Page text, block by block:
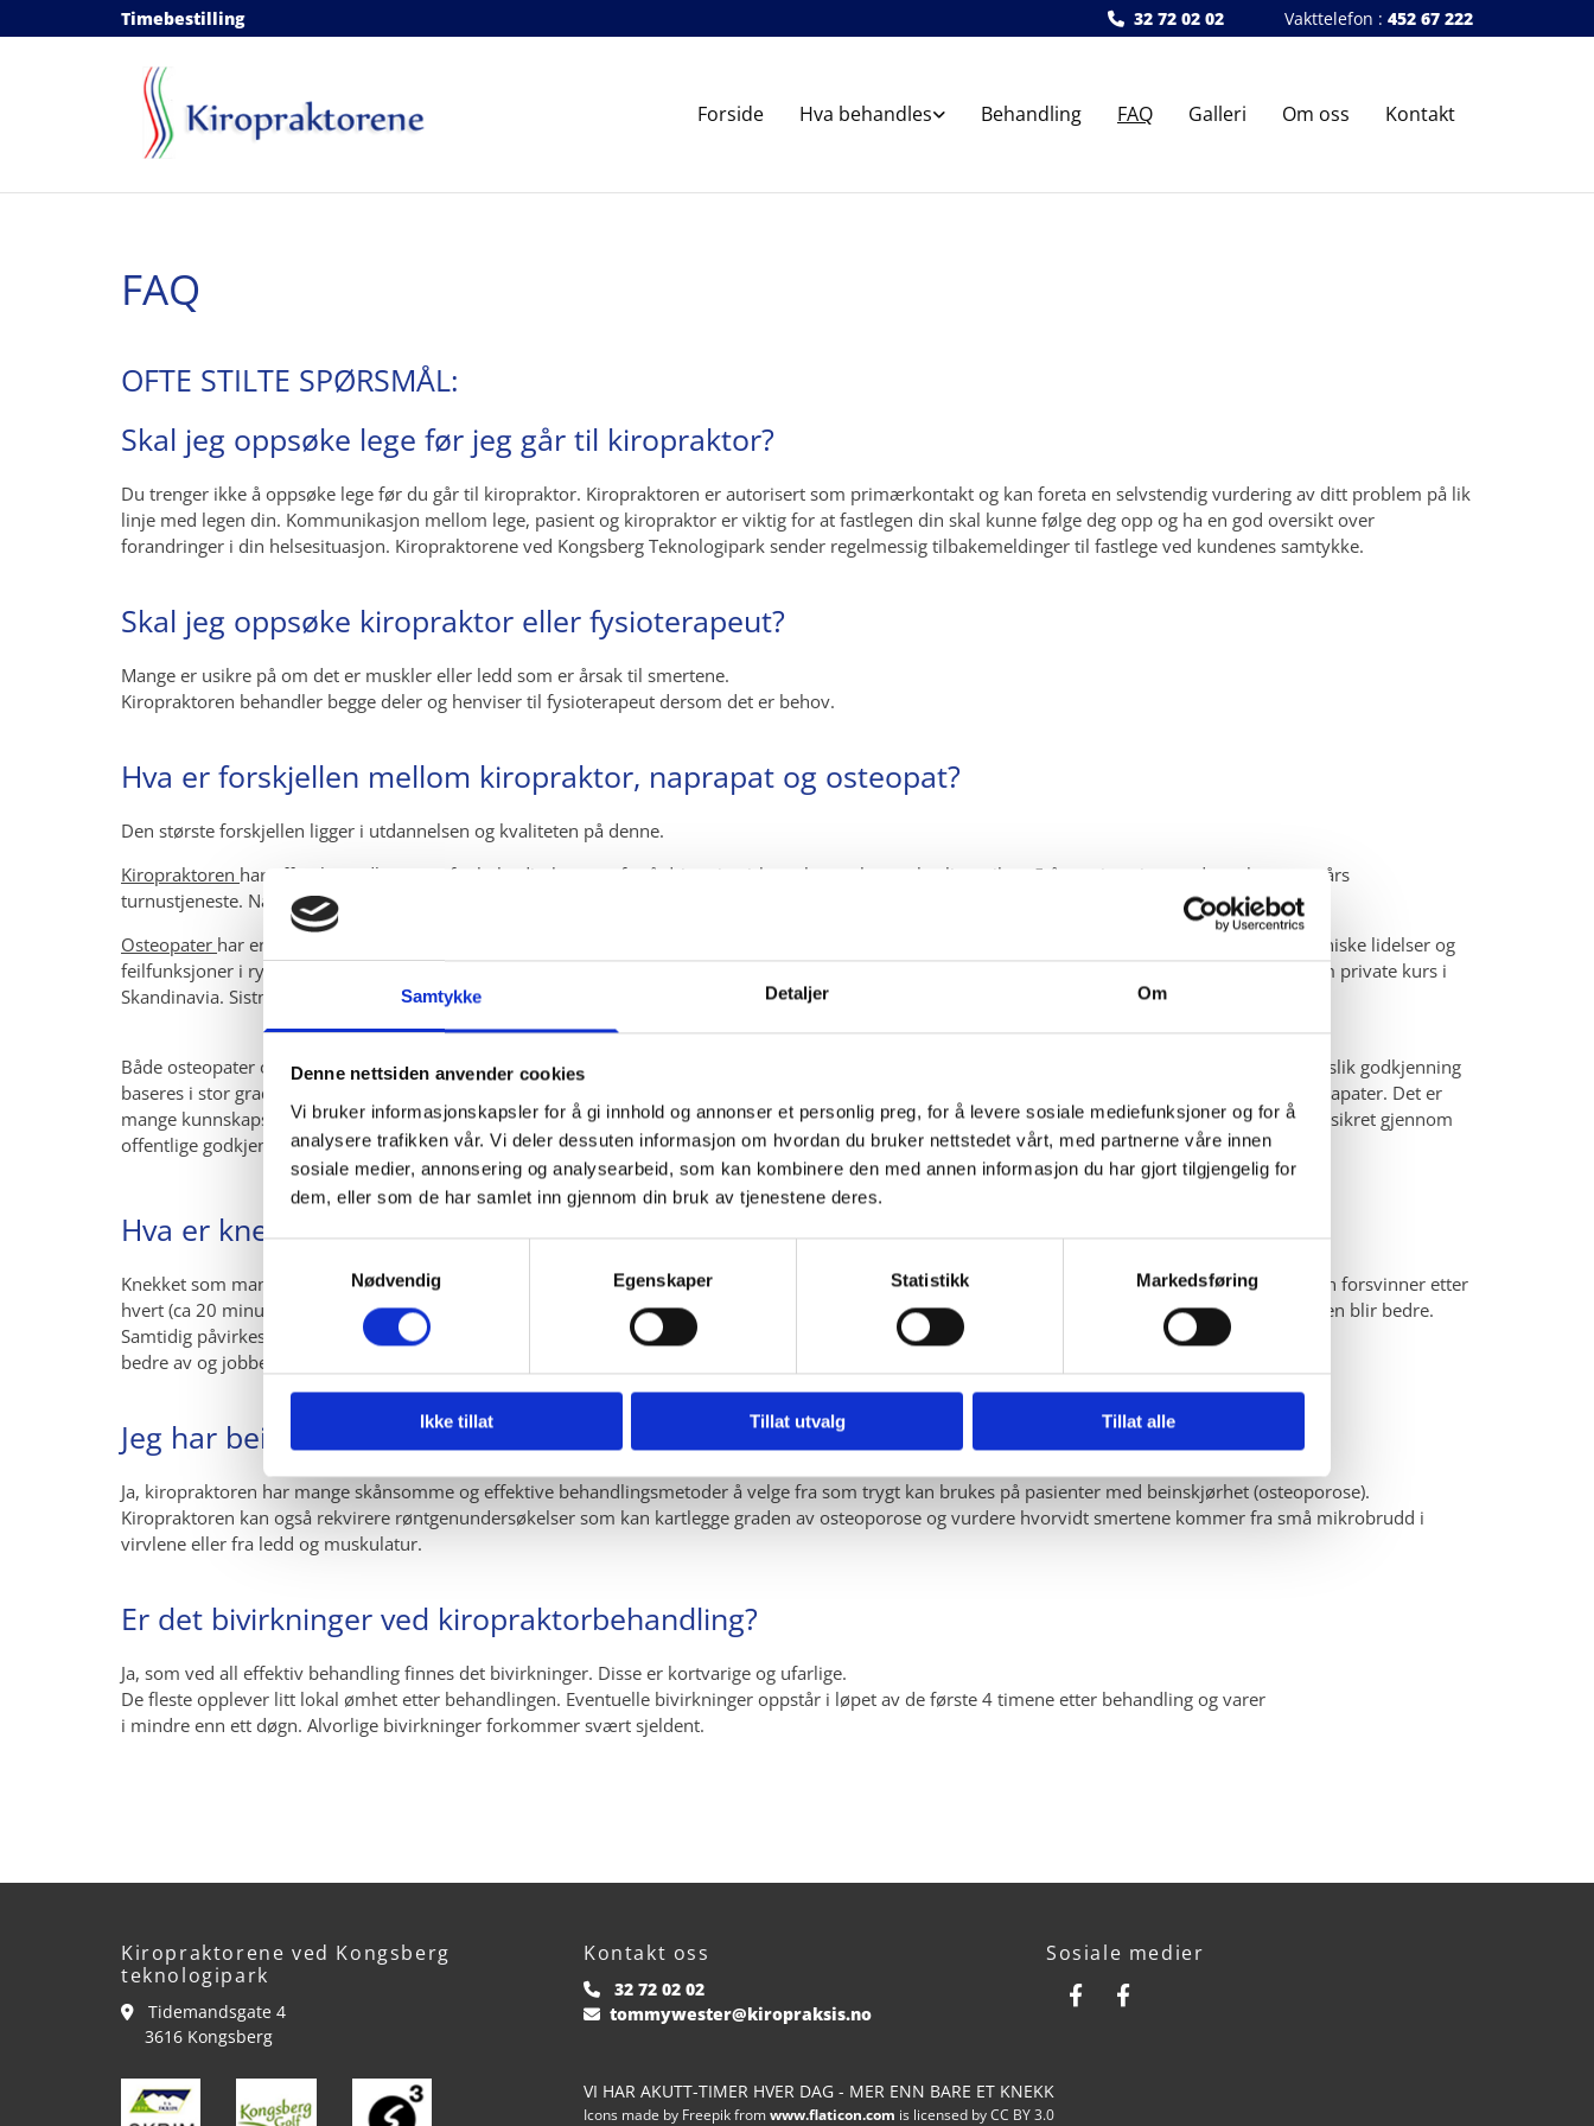
Samtykke Detaljer Om
Denne nettsiden anvender cookies
Vi bruker informasjonskapsler for å gi innhold og annonser et personlig preg, for å levere sosiale mediefunksjoner og for å
analysere trafikken vår. Vi deler dessuten informasjon om hvordan du bruker nettstedet vårt, med partnerne våre innen
sosiale medier, annonsering og analysearbeid, som kan kombinere den med annen informasjon du har gjort tilgjengelig for
dem, eller som de har samlet inn gjennom din bruk av tjenestene deres.
Nødvendig
Egenskaper Statistikk Markedsføring
Ikke tillat Tillat utvalg Tillat alle
Timebestilling  32 72 02 02 Vakttelefon : 452 67 222
Forside Hva behandles Behandling FAQ Galleri Om oss Kontakt
FAQ
OFTE STILTE SPØRSMÅL:
Skal jeg oppsøke lege før jeg går til kiropraktor?
Du trenger ikke å oppsøke lege før du går til kiropraktor. Kiropraktoren er autorisert som primærkontakt og kan foreta en selvstendig vurdering av ditt problem på lik
linje med legen din. Kommunikasjon mellom lege, pasient og kiropraktor er viktig for at fastlegen din skal kunne følge deg opp og ha en god oversikt over
forandringer i din helsesituasjon. Kiropraktorene ved Kongsberg Teknologipark sender regelmessig tilbakemeldinger til fastlege ved kundenes samtykke.
Skal jeg oppsøke kiropraktor eller fysioterapeut?
Mange er usikre på om det er muskler eller ledd som er årsak til smertene.
Kiropraktoren behandler begge deler og henviser til fysioterapeut dersom det er behov.
Hva er forskjellen mellom kiropraktor, naprapat og osteopat?
Den største forskjellen ligger i utdannelsen og kvaliteten på denne.
Kiropraktoren har offentlig godkjenning fra helsedirektoratet for å drive sin virksomhet og har en kvalitetssikret 5 års universitets utdannelse og ett års
turnustjeneste. Naprapater og Osteopater har kortere utdannelse og er ikke offentlig godkjent.
Osteopater har en litt annen tilnærming til muskelskjelettsystemet enn det kiropraktorer har og fokuserer sterkere på sammenhengen mellom organiske lidelser og
feilfunksjoner i ryggen. Osteopater som er utdannet i USA og Australia har en noe forskjellig teoribakgrunn enn osteopater som er utdannet gjennom private kurs i
Skandinavia. Sistnevnte er ikke kvalitetssikret gjennom internasjonale utdanningsorganisasjoner.
Både osteopater og naprapater har søkt om offentlig godkjenning av sine profesjoner men ikke fått dette etter vurdering av helsedepartementet. En slik godkjenning
baseres i stor grad på utdanning og forskning. Man kan regne med å møte utøvere av varierende kvalitet både hos kiropraktorer, osteopater og naprapater. Det er
mange kunnskapsrike og dyktige utøvere blant de forskjellig profesjonene, men det er tryggest å velge en utøver fra en yrkesgruppe som er kvalitetssikret gjennom
offentlige godkjenninger.
Hva er knekkelyden?
Knekket som mange forbinder med kiropraktorbehandling er lyden av en gassboble som dannes inne i leddet idet leddflatene separeres. Gassboblen forsvinner etter
hvert (ca 20 minutter) som kroppen produserer tilstrekkelig med leddveske for å fylle opp det økte volumet i leddet. Leddet smøres og bevegeligheten blir bedre.
Samtidig påvirkes en strekkrefleks i muskulaturen rundt leddet som gjør at muskelen slapper
bedre av og jobber lettere.
Jeg har beinskjørhet, kan jeg gå til kiropraktor?
Ja, kiropraktoren har mange skånsomme og effektive behandlingsmetoder å velge fra som trygt kan brukes på pasienter med beinskjørhet (osteoporose).
Kiropraktoren kan også rekvirere røntgenundersøkelser som kan kartlegge graden av osteoporose og vurdere hvorvidt smertene kommer fra små mikrobrudd i
virvlene eller fra ledd og muskulatur.
Er det bivirkninger ved kiropraktorbehandling?
Ja, som ved all effektiv behandling finnes det bivirkninger. Disse er kortvarige og ufarlige.
De fleste opplever litt lokal ømhet etter behandlingen. Eventuelle bivirkninger oppstår i løpet av de første 4 timene etter behandling og varer
i mindre enn ett døgn. Alvorlige bivirkninger forkommer svært sjeldent.
Kiropraktorene ved Kongsberg
teknologipark

Tidemandsgate 4
3616 Kongsberg
Kontakt oss
 32 72 02 02
 tommywester@kiropraksis.no
Sosiale medier
VI HAR AKUTT-TIMER HVER DAG - MER ENN BARE ET KNEKK
Icons made by Freepik fromwww.flaticon.com is licensed by CC BY 3.0